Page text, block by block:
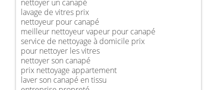
nettoyer un canapé
lavage de vitres prix
nettoyeur pour canapé
meilleur nettoyeur vapeur pour canapé
service de nettoyage à domicile prix
pour nettoyer les vitres
nettoyer son canapé
prix nettoyage appartement
laver son canapé en tissu